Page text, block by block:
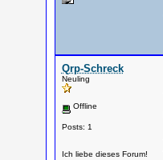
Qrp-Schreck
Neuling
Offline
Posts: 1
Ich liebe dieses Forum!